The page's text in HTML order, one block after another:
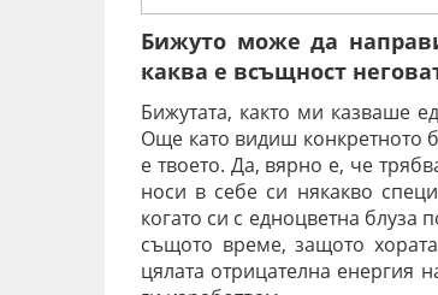
Бижуто може да
каква е всъщност
Бижутата, както ми казваше
Още като видиш конкретното
е твоето. Да, вярно е, че
носи в себе си някакво
когато си с едноцветна блуза
същото време, защото
цялата отрицателна енергия